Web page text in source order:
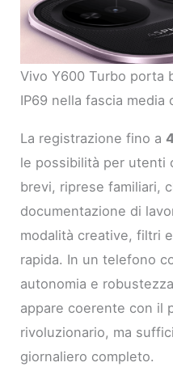
Vivo Y600 Turbo porta
IP69 nella fascia media
La registrazione fino a
le possibilità per utenti
brevi, riprese familiari,
documentazione di
modalità creative, filtri
rapida. In un telefono
autonomia e
appare coerente con il
rivoluzionario, ma
giornaliero completo.